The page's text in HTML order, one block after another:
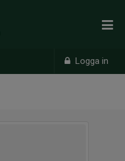
Logga in